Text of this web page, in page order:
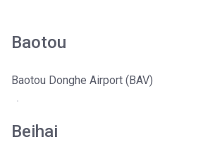
Baotou
Baotou Donghe Airport (BAV)
Beihai